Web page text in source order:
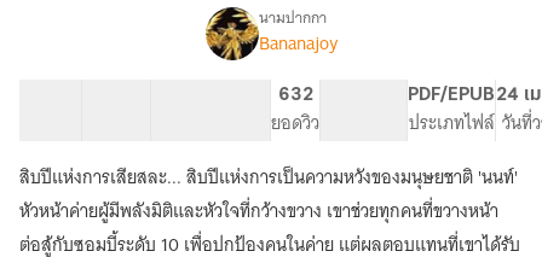
โลก:เล่ม
เรื่อง
ใหม่
วัน
สิ้น
โลก
นามปากกา
Bananajoy
632
ยอดวิว
PDF/EPUB
ประเภทไฟล์
24 เ
วันที่
สิบปีแห่งการเสียสละ... สิบปีแห่งการเป็นความหวังของมนุษยชาติ 'นนท์'
หัวหน้าค่ายผู้มีพลังมิติและหัวใจที่กว้างขวาง เขาช่วยทุกคนที่ขวางหน้า
ต่อสู้กับซอมบี้ระดับ 10 เพื่อปกป้องคนในค่าย แต่ผลตอบแทนที่เขาได้รับ